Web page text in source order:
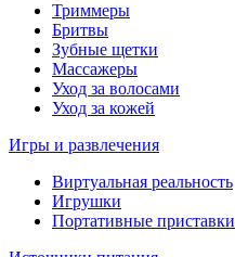
Триммеры
Бритвы
Зубные щетки
Массажеры
Уход за волосами
Уход за кожей
Игры и развлечения
Виртуальная реальность
Игрушки
Портативные приставки